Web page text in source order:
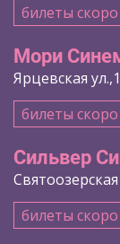
билеты
Мори
Ярцевская
билеты
Сильвер
билеты